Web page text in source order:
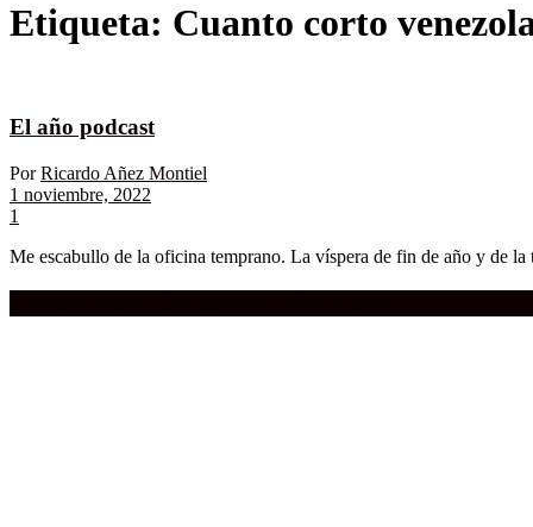
Etiqueta: Cuanto corto
El año podcast
Por Ricardo Añez Montiel
1 noviembre, 2022
1
Me escabullo de la oficina temprano. La víspera de fin de año y de